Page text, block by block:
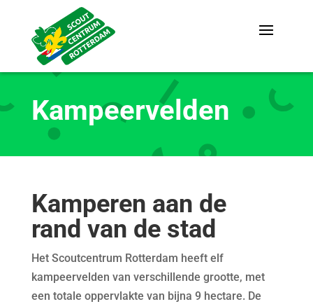
Kampeervelden
Kamperen aan de
rand van de stad
Het Scoutcentrum Rotterdam heeft elf
kampeervelden van verschillende grootte, met
een totale oppervlakte van bijna 9 hectare. De